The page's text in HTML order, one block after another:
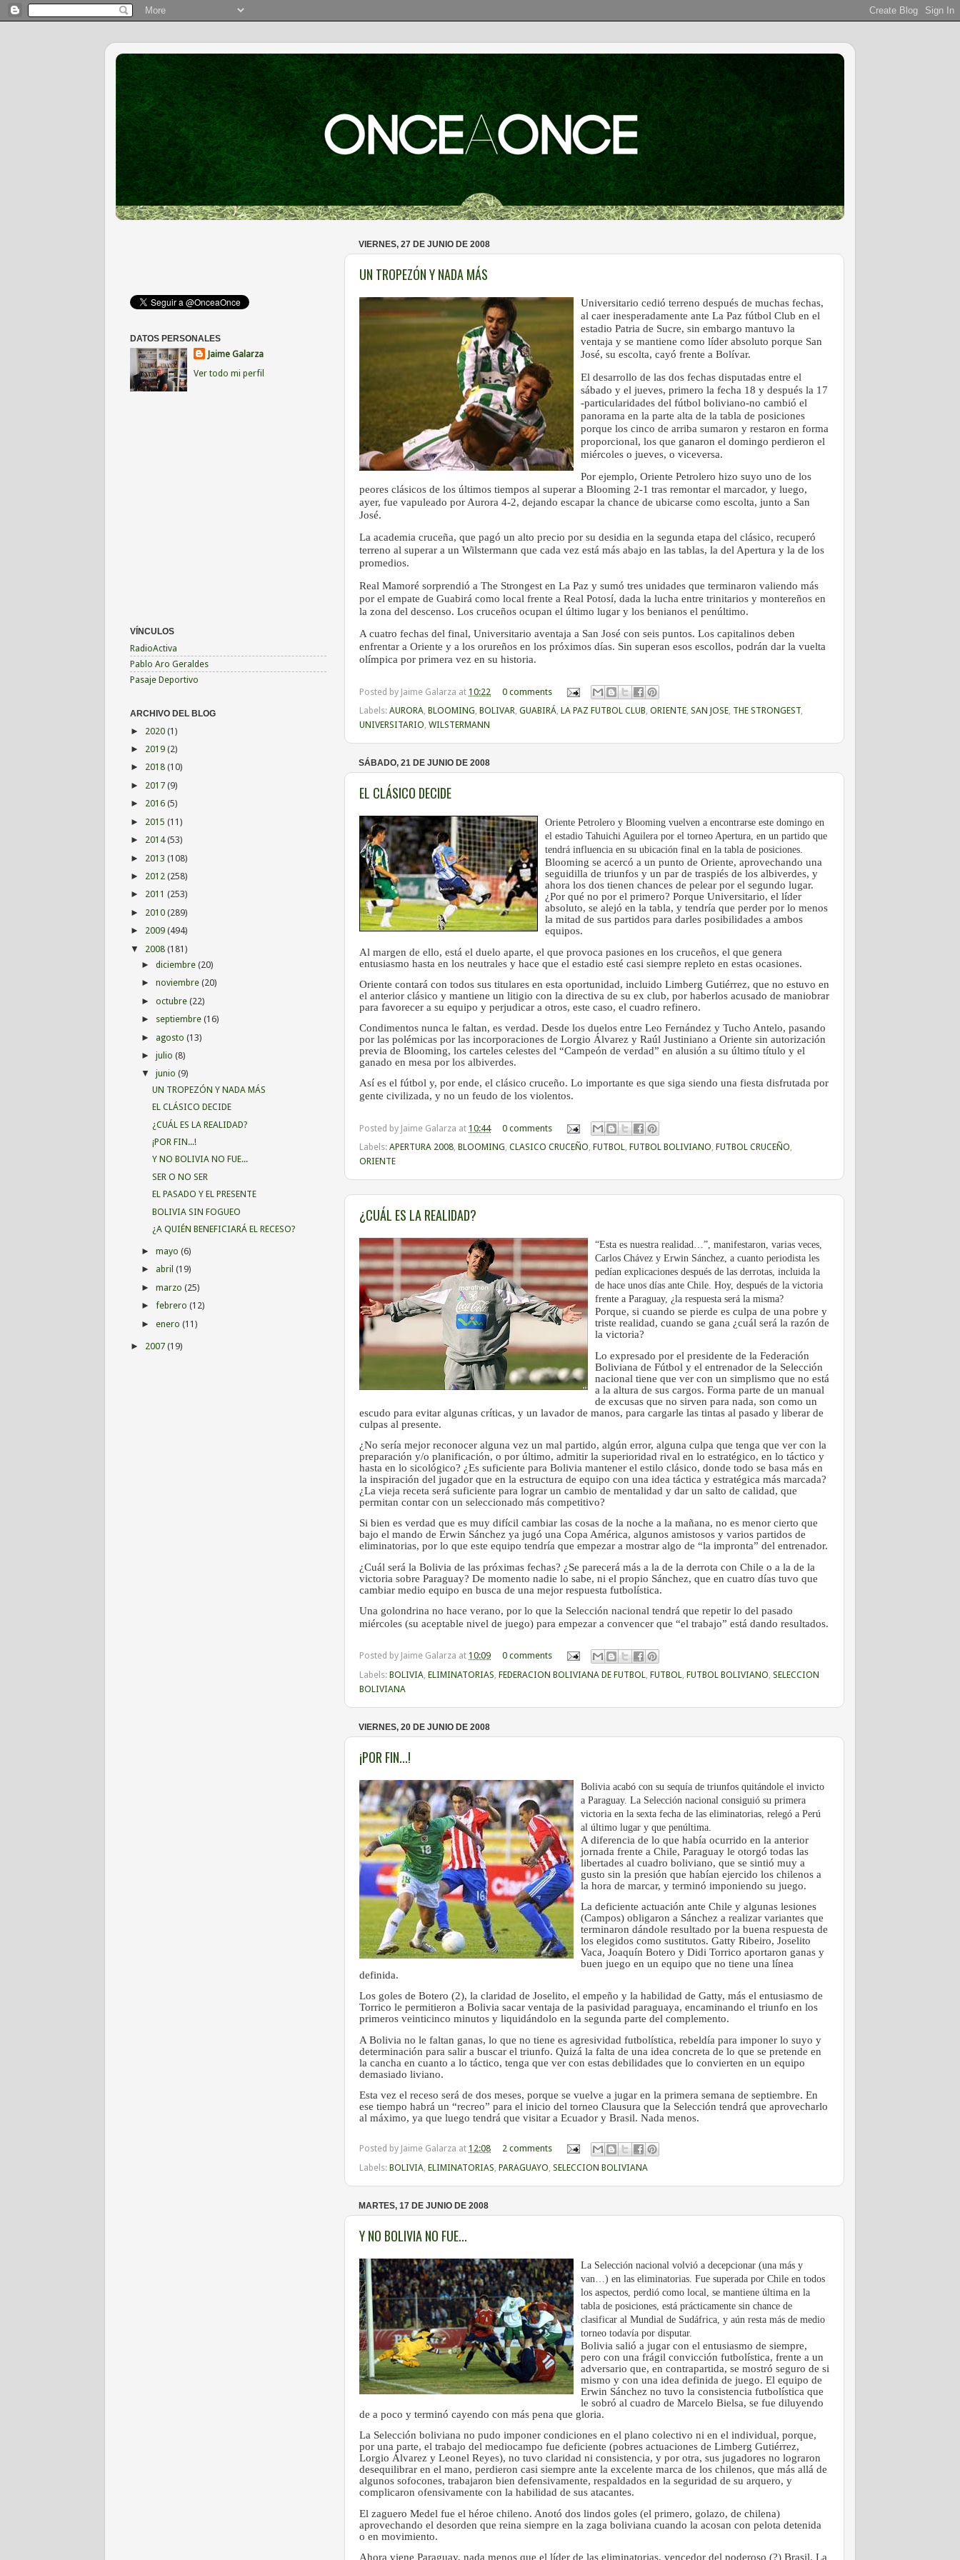
VIERNES, 27 DE JUNIO DE 2008
UN TROPEZÓN Y NADA MÁS
Universitario cedió terreno después de muchas fechas,
al caer inesperadamente ante La Paz fútbol Club en el
estadio Patria de Sucre, sin embargo mantuvo la
ventaja y se mantiene como líder absoluto porque San
José, su escolta, cayó frente a Bolívar.
El desarrollo de las dos fechas disputadas entre el
sábado y el jueves, primero la fecha 18 y después la 17
-particularidades del fútbol boliviano-no cambió el
panorama en la parte alta de la tabla de posiciones
porque los cinco de arriba sumaron y restaron en forma
proporcional, los que ganaron el domingo perdieron el
miércoles o jueves, o viceversa.
Por ejemplo, Oriente Petrolero hizo suyo uno de los
peores clásicos de los últimos tiempos al superar a Blooming 2-1 tras remontar el marcador, y luego,
ayer, fue vapuleado por Aurora 4-2, dejando escapar la chance de ubicarse como escolta, junto a San
José.
La academia cruceña, que pagó un alto precio por su desidia en la segunda etapa del clásico, recuperó
terreno al superar a un Wilstermann que cada vez está más abajo en las tablas, la del Apertura y la de los
promedios.
Real Mamoré sorprendió a The Strongest en La Paz y sumó tres unidades que terminaron valiendo más
por el empate de Guabirá como local frente a Real Potosí, dada la lucha entre trinitarios y montereños en
la zona del descenso. Los cruceños ocupan el último lugar y los benianos el penúltimo.
A cuatro fechas del final, Universitario aventaja a San José con seis puntos. Los capitalinos deben
enfrentar a Oriente y a los orureños en los próximos días. Sin superan esos escollos, podrán dar la vuelta
olímpica por primera vez en su historia.
Posted by Jaime Galarza at 10:22
0 comments
Labels: AURORA, BLOOMING, BOLIVAR, GUABIRÁ, LA PAZ FUTBOL CLUB, ORIENTE, SAN JOSE, THE STRONGEST,
UNIVERSITARIO, WILSTERMANN
SÁBADO, 21 DE JUNIO DE 2008
EL CLÁSICO DECIDE
Oriente Petrolero y Blooming vuelven a encontrarse este domingo en
el estadio Tahuichi Aguilera por el torneo Apertura, en un partido que
tendrá influencia en su ubicación final en la tabla de posiciones.
Blooming se acercó a un punto de Oriente, aprovechando una
seguidilla de triunfos y un par de traspiés de los albiverdes, y
ahora los dos tienen chances de pelear por el segundo lugar.
¿Por qué no por el primero? Porque Universitario, el líder
absoluto, se alejó en la tabla, y tendría que perder por lo menos
la mitad de sus partidos para darles posibilidades a ambos
equipos.
Al margen de ello, está el duelo aparte, el que provoca pasiones en los cruceños, el que genera
entusiasmo hasta en los neutrales y hace que el estadio esté casi siempre repleto en estas ocasiones.
Oriente contará con todos sus titulares en esta oportunidad, incluido Limberg Gutiérrez, que no estuvo en
el anterior clásico y mantiene un litigio con la directiva de su ex club, por haberlos acusado de maniobrar
para favorecer a su equipo y perjudicar a otros, este caso, el cuadro refinero.
Condimentos nunca le faltan, es verdad. Desde los duelos entre Leo Fernández y Tucho Antelo, pasando
por las polémicas por las incorporaciones de Lorgio Álvarez y Raúl Justiniano a Oriente sin autorización
previa de Blooming, los carteles celestes del “Campeón de verdad” en alusión a su último título y el
ganado en mesa por los albiverdes.
Así es el fútbol y, por ende, el clásico cruceño. Lo importante es que siga siendo una fiesta disfrutada por
gente civilizada, y no un feudo de los violentos.
Posted by Jaime Galarza at 10:44
0 comments
Labels: APERTURA 2008, BLOOMING, CLASICO CRUCEÑO, FUTBOL, FUTBOL BOLIVIANO, FUTBOL CRUCEÑO,
ORIENTE
¿CUÁL ES LA REALIDAD?
“Esta es nuestra realidad…”, manifestaron, varias veces,
Carlos Chávez y Erwin Sánchez, a cuanto periodista les
pedían explicaciones después de las derrotas, incluida la
de hace unos días ante Chile. Hoy, después de la victoria
frente a Paraguay, ¿la respuesta será la misma?
Porque, si cuando se pierde es culpa de una pobre y
triste realidad, cuando se gana ¿cuál será la razón de
la victoria?
Lo expresado por el presidente de la Federación
Boliviana de Fútbol y el entrenador de la Selección
nacional tiene que ver con un simplismo que no está
a la altura de sus cargos. Forma parte de un manual
de excusas que no sirven para nada, son como un
escudo para evitar algunas críticas, y un lavador de manos, para cargarle las tintas al pasado y liberar de
culpas al presente.
¿No sería mejor reconocer alguna vez un mal partido, algún error, alguna culpa que tenga que ver con la
preparación y/o planificación, o por último, admitir la superioridad rival en lo estratégico, en lo táctico y
hasta en lo sicológico? ¿Es suficiente para Bolivia mantener el estilo clásico, donde todo se basa más en
la inspiración del jugador que en la estructura de equipo con una idea táctica y estratégica más marcada?
¿La vieja receta será suficiente para lograr un cambio de mentalidad y dar un salto de calidad, que
permitan contar con un seleccionado más competitivo?
Si bien es verdad que es muy difícil cambiar las cosas de la noche a la mañana, no es menor cierto que
bajo el mando de Erwin Sánchez ya jugó una Copa América, algunos amistosos y varios partidos de
eliminatorias, por lo que este equipo tendría que empezar a mostrar algo de “la impronta” del entrenador.
¿Cuál será la Bolivia de las próximas fechas? ¿Se parecerá más a la de la derrota con Chile o a la de la
victoria sobre Paraguay? De momento nadie lo sabe, ni el propio Sánchez, que en cuatro días tuvo que
cambiar medio equipo en busca de una mejor respuesta futbolística.
Una golondrina no hace verano, por lo que la Selección nacional tendrá que repetir lo del pasado
miércoles (su aceptable nivel de juego) para empezar a convencer que “el trabajo” está dando resultados.
Posted by Jaime Galarza at 10:09
0 comments
Labels: BOLIVIA ELIMINATORIAS FEDERACION BOLIVIANA DE FUTBOL FUTBOL FUTBOL BOLIVIANO SELECCION
BOLIVIANA
VIERNES, 20 DE JUNIO DE 2008
¡POR FIN...!
Bolivia acabó con su sequía de triunfos quitándole el invicto
a Paraguay. La Selección nacional consiguió su primera
victoria en la sexta fecha de las eliminatorias, relegó a Perú
al último lugar y que penúltima.
A diferencia de lo que había ocurrido en la anterior
jornada frente a Chile, Paraguay le otorgó todas las
libertades al cuadro boliviano, que se sintió muy a
gusto sin la presión que habían ejercido los chilenos a
la hora de marcar, y terminó imponiendo su juego.
La deficiente actuación ante Chile y algunas lesiones
(Campos) obligaron a Sánchez a realizar variantes que
terminaron dándole resultado por la buena respuesta de
los elegidos como sustitutos. Gatty Ribeiro, Joselito
Vaca, Joaquín Botero y Didi Torrico aportaron ganas y
buen juego en un equipo que no tiene una línea
definida.
Los goles de Botero (2), la claridad de Joselito, el empeño y la habilidad de Gatty, más el entusiasmo de
Torrico le permitieron a Bolivia sacar ventaja de la pasividad paraguaya, encaminando el triunfo en los
primeros veinticinco minutos y liquidándolo en la segunda parte del complemento.
A Bolivia no le faltan ganas, lo que no tiene es agresividad futbolística, rebeldía para imponer lo suyo y
determinación para salir a buscar el triunfo. Quizá la falta de una idea concreta de lo que se pretende en
la cancha en cuanto a lo táctico, tenga que ver con estas debilidades que lo convierten en un equipo
demasiado liviano.
Esta vez el receso será de dos meses, porque se vuelve a jugar en la primera semana de septiembre. En
ese tiempo habrá un “recreo” para el inicio del torneo Clausura que la Selección tendrá que aprovecharlo
al máximo, ya que luego tendrá que visitar a Ecuador y Brasil. Nada menos.
Posted by Jaime Galarza at 12:08
2 comments
Labels: BOLIVIA ELIMINATORIAS PARAGUAYO SELECCION BOLIVIANA
MARTES, 17 DE JUNIO DE 2008
Y NO BOLIVIA NO FUE...
La Selección nacional volvió a decepcionar (una más y
van…) en las eliminatorias. Fue superada por Chile en todos
los aspectos, perdió como local, se mantiene última en la
tabla de posiciones, está prácticamente sin chance de
clasificar al Mundial de Sudáfrica, y aún resta más de medio
torneo todavía por disputar.
Bolivia salió a jugar con el entusiasmo de siempre,
pero con una frágil convicción futbolística, frente a un
adversario que, en contrapartida, se mostró seguro de si
mismo y con una idea definida de juego. El equipo de
Erwin Sánchez no tuvo la consistencia futbolística que
le sobró al cuadro de Marcelo Bielsa, se fue diluyendo
de a poco y terminó cayendo con más pena que gloria.
La Selección boliviana no pudo imponer condiciones en el plano colectivo ni en el individual, porque,
por una parte, el trabajo del mediocampo fue deficiente (pobres actuaciones de Limberg Gutiérrez,
Lorgio Álvarez y Leonel Reyes), no tuvo claridad ni consistencia, y por otra, sus jugadores no lograron
desequilibrar en el mano, perdieron casi siempre ante la excelente marca de los chilenos, que más allá de
algunos sofocones, trabajaron bien defensivamente, respaldados en la seguridad de su arquero, y
complicaron ofensivamente con la habilidad de sus atacantes.
El zaguero Medel fue el héroe chileno. Anotó dos lindos goles (el primero, golazo, de chilena)
aprovechando el desorden que reina siempre en la zaga boliviana cuando la acosan con pelota detenida
o en movimiento.
Ahora viene Paraguay, nada menos que el líder de las eliminatorias, vencedor del poderoso (?) Brasil. La
DATOS PERSONALES
Jaime Galarza
Ver todo mi perfil
VÍNCULOS
RadioActiva
Pablo Aro Geraldes
Pasaje Deportivo
ARCHIVO DEL BLOG
► 2020 (1)
► 2019 (2)
► 2018 (10)
► 2017 (9)
► 2016 (5)
► 2015 (11)
► 2014(53)
► 2013 (108)
► 2012 (258)
► 2011 (253)
► 2010 (289)
► 2009 (494)
▼ 2008 (181)
►diciembre(20)
►noviembre(20)
►octubre(22)
► septiembre(16)
► agosto(13)
►julio(8)
▼junio(9)
UN TROPEZÓN Y NADA MÁS
EL CLÁSICO DECIDE
¿CUÁL ES LA REALIDAD?
¡POR FIN...!
Y NO BOLIVIA NO FUE...
SER O NO SER
EL PASADO Y EL PRESENTE
BOLIVIA SIN FOGUEO
¿A QUIÉN BENEFICIARÁ EL RECESO?
►mayo(6)
► abril(19)
►marzo(25)
►febrero(12)
►enero(11)
► 2007 (19)